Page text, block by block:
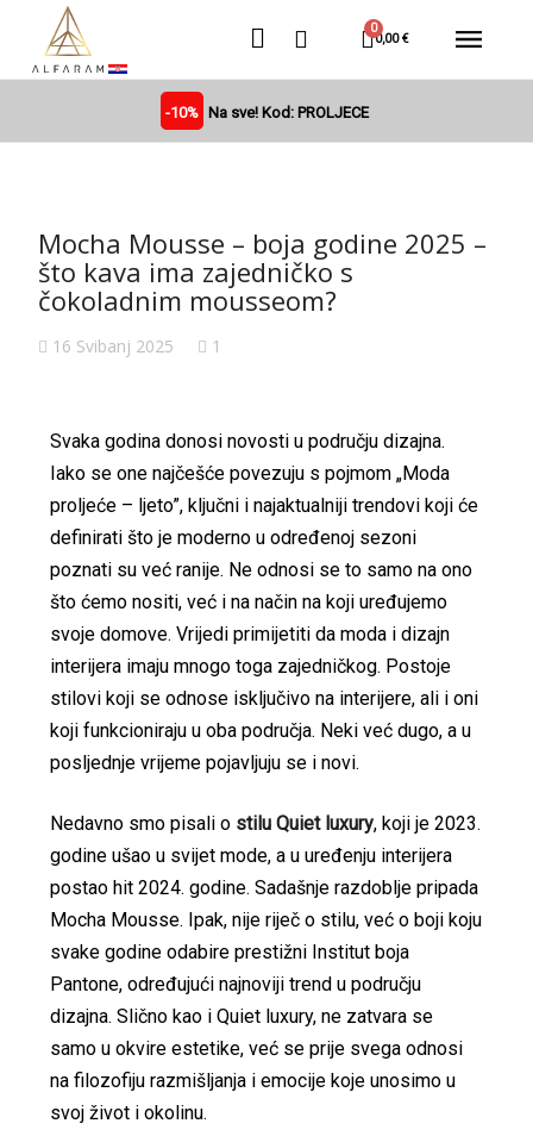
0,00 €
-10% Na sve! Kod: PROLJECE
Mocha Mousse – boja godine 2025 –
što kava ima zajedničko s
čokoladnim mousseom?
16 Svibanj 2025 1
Svaka godina donosi novosti u području dizajna.
Iako se one najčešće povezuju s pojmom „Moda
proljeće – ljeto”, ključni i najaktualniji trendovi koji će
definirati što je moderno u određenoj sezoni
poznati su već ranije. Ne odnosi se to samo na ono
što ćemo nositi, već i na način na koji uređujemo
svoje domove. Vrijedi primijetiti da moda i dizajn
interijera imaju mnogo toga zajedničkog. Postoje
stilovi koji se odnose isključivo na interijere, ali i oni
koji funkcioniraju u oba područja. Neki već dugo, a u
posljednje vrijeme pojavljuju se i novi.
Nedavno smo pisali o stilu Quiet luxury, koji je 2023.
godine ušao u svijet mode, a u uređenju interijera
postao hit 2024. godine. Sadašnje razdoblje pripada
Mocha Mousse. Ipak, nije riječ o stilu, već o boji koju
svake godine odabire prestižni Institut boja
Pantone, određujući najnoviji trend u području
dizajna. Slično kao i Quiet luxury, ne zatvara se
samo u okvire estetike, već se prije svega odnosi
na filozofiju razmišljanja i emocije koje unosimo u
svoj život i okolinu.